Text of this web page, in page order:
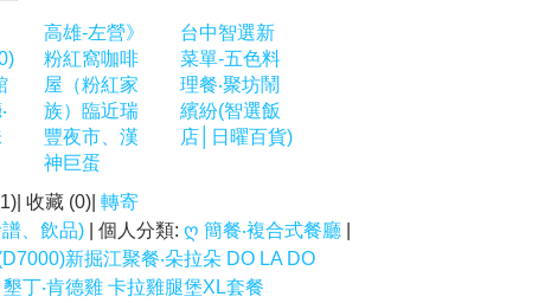
高雄-左營》
粉紅窩咖啡
屋（粉紅家
族）臨近瑞
豐夜市、漢
神巨蛋
台中智選新
菜單-五色料
理餐‧聚坊鬧
繽紛(智選飯
店│日曜百貨)
1)| 收藏 (0)| 轉寄
、飲品) | 個人分類: ღ 簡餐‧複合式餐廳
新掘江聚餐‧朵拉朵 DO LA DO
丁‧肯德雞 卡拉雞腿堡XL套餐